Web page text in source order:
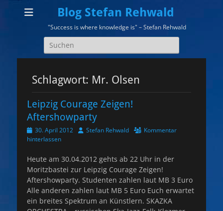
Blog Stefan Rehwald
"Success is where knowledge is" – Stefan Rehwald
Suchen
nach:
Schlagwort: Mr. Olsen
Leipzig Courage Zeigen!
Aftershowparty
Veröffentlicht
am
30. April 2012 AutorStefan Rehwald
Kommentar
hinterlassen
Heute am 30.04.2012 gehts ab 22 Uhr in der
Moritzbastei zur Leipzig Courage Zeigen!
Aftershowparty. Studenten zahlen laut MB 3 Euro
Alle anderen zahlen laut MB 5 Euro Euch erwartet
ein breites Spektrum an Künstlern. SKAZKA